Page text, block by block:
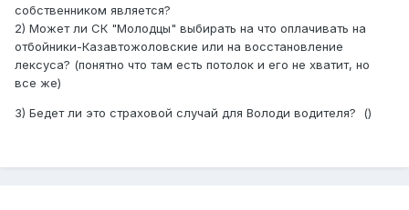
собственником является?
2) Может ли СК "Молодцы" выбирать на что оплачивать на
отбойники-Казавтожоловские или на восстановление
лексуса? (понятно что там есть потолок и его не хватит, но
все же)
3) Бедет ли это страховой случай для Володи водителя? ()